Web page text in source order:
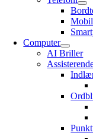
Computer
AI Briller